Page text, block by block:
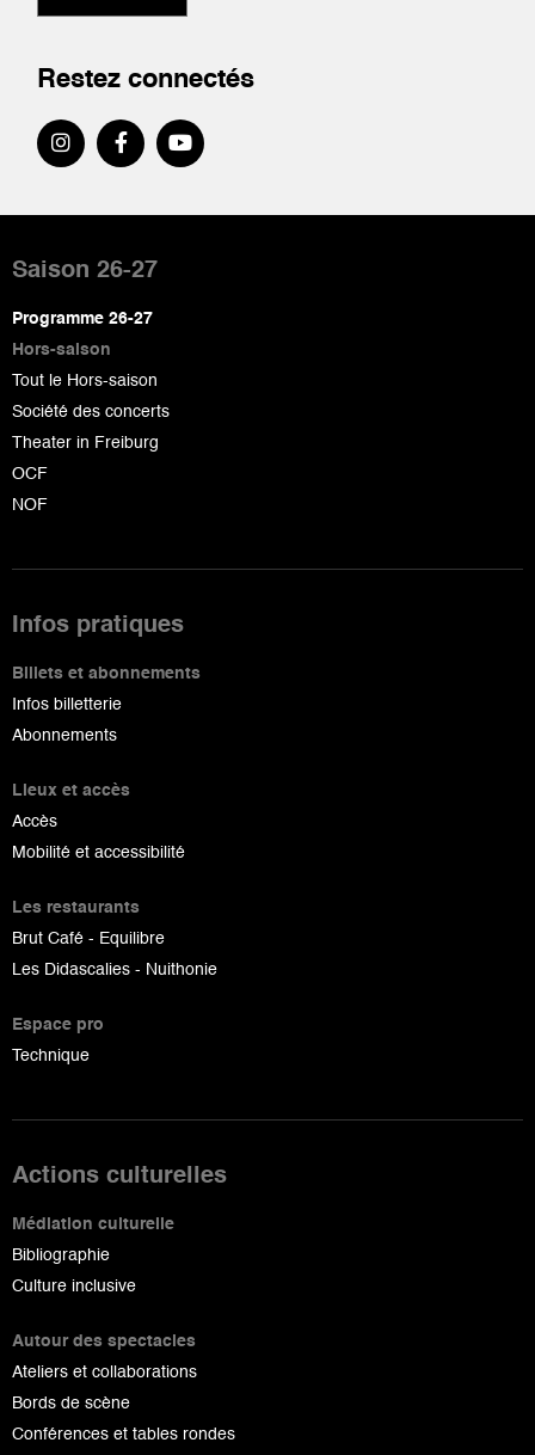
Restez connectés
de
page
Saison 26-27
Programme 26-27
Hors-saison
Tout le Hors-saison
Société des concerts
Theater in Freiburg
OCF
NOF
Infos pratiques
Billets et abonnements
Infos billetterie
Abonnements
Lieux et accès
Accès
Mobilité et accessibilité
Les restaurants
Brut Café - Equilibre
Les Didascalies - Nuithonie
Espace pro
Technique
Actions culturelles
Médiation culturelle
Bibliographie
Culture inclusive
Autour des spectacles
Ateliers et collaborations
Bords de scène
Conférences et tables rondes